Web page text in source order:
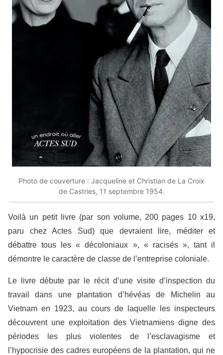
Photo de couverture : Jacqueline et Christian de La Croix
de Castries, 11 septembre 1954.
Voilà un petit livre (par son volume, 200 pages 10 x19,
paru chez Actes Sud) que devraient lire, méditer et
débattre tous les « décoloniaux », « racisés », tant il
démontre le caractère de classe de l’entreprise coloniale.
Le livre débute par le récit d’une visite d’inspection du
travail dans une plantation d’hévéas de Michelin au
Vietnam en 1923, au cours de laquelle les inspecteurs
découvrent une exploitation des Vietnamiens digne des
périodes les plus violentes de l’esclavagisme et
l’hypocrisie des cadres européens de la plantation, qui ne